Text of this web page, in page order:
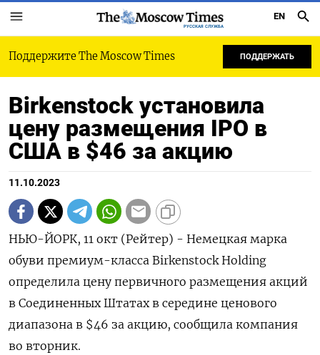
РУССКАЯ СЛУЖБА
EN
Поддержите The Moscow Times ПОДДЕРЖАТЬ
Birkenstock установила
цену размещения IPO в
США в $46 за акцию
11.10.2023
НЬЮ-ЙОРК, 11 окт (Рейтер) - Немецкая марка
обуви премиум-класса Birkenstock Holding
определила цену первичного размещения акций
в Соединенных Штатах в середине ценового
диапазона в $46 за акцию, сообщила компания
во вторник.